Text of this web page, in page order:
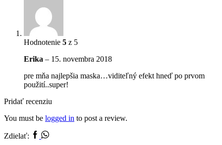
Hodnotenie 5 z 5
Erika – 15. novembra 2018
pre mňa najlepšia maska…viditeľný efekt hneď po prvom
použití..super!
Pridať recenziu
You must be logged in to post a review.
Zdielať: